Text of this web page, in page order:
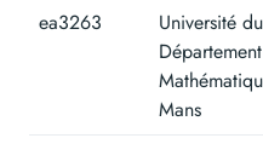
ea3263
Université
Mans